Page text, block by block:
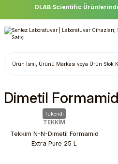
DLAB Scientific
Dimetil Formamid
Tükendi
TEKKİM
Tekkim N-N-Dimetil Formamid
Extra Pure 25 L